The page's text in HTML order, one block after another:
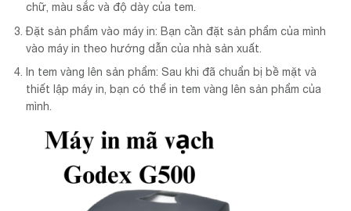
chữ, màu sắc và độ dày của tem.
Đặt sản phẩm vào máy in: Bạn cần đặt sản phẩm của mình
vào máy in theo hướng dẫn của nhà sản xuất.
In tem vàng lên sản phẩm: Sau khi đã chuẩn bị bề mặt và
thiết lập máy in, bạn có thể in tem vàng lên sản phẩm của
mình.